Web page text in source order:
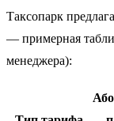
Таксопарк
— примерная
менеджера):